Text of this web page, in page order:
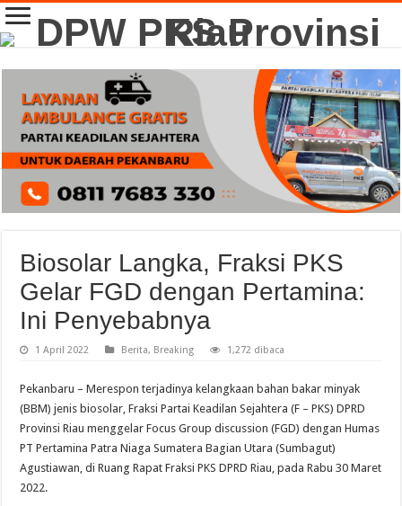
Biosolar Langka, Fraksi PKS
Gelar FGD dengan Pertamina:
Ini Penyebabnya
1 April 2022 Berita, Breaking 1,272 dibaca
Pekanbaru – Merespon terjadinya kelangkaan bahan bakar minyak
(BBM) jenis biosolar, Fraksi Partai Keadilan Sejahtera (F – PKS) DPRD
Provinsi Riau menggelar Focus Group discussion (FGD) dengan Humas
PT Pertamina Patra Niaga Sumatera Bagian Utara (Sumbagut)
Agustiawan, di Ruang Rapat Fraksi PKS DPRD Riau, pada Rabu 30 Maret
2022.